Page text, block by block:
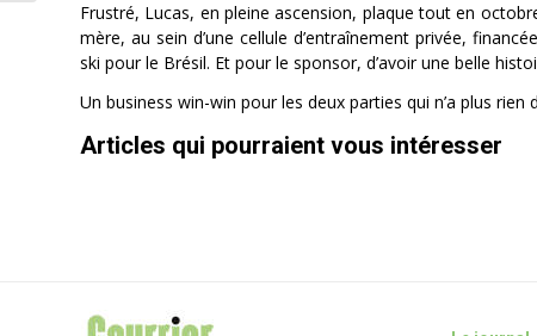
Frustré, Lucas, en pleine ascension, plaque tout en
mère, au sein d’une cellule d’entraînement privée,
ski pour le Brésil. Et pour le sponsor, d’avoir une belle
Un business win-win pour les deux parties qui n’a plus rien
Articles qui pourraient vous intéresser